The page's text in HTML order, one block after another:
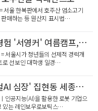
천안도시공사, 제…
제조업 경쟁력 강화 …
서울 한복판에서 호주산 염소고기
매하는 등 원산지 표시법…
서울시 청년 일경험 '서영커' 여름캠프, 7.1대 1 기록적 흥행
서울시가 청년들의 선제적 경력개
로 선보인 대학생 일경…
'대한민국 피지컬AI 심장' 집현동 세종테크밸리서 뛴다
인공지능(AI)을 활용한 로봇 기업으
있는 레인보우로보틱스…